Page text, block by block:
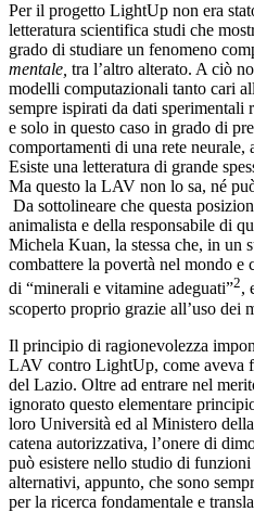
Per il progetto LightUp non era
letteratura scientifica studi che
grado di studiare un fenomeno
mentale, tra l’altro alterato. A ciò
modelli computazionali tanto cari
sempre ispirati da dati
e solo in questo caso in grado di
comportamenti di una rete
Esiste una letteratura di grande
Ma questo la LAV non lo sa, né
Da sottolineare che questa
animalista e della responsabile di
Michela Kuan, la stessa che, in un
combattere la povertà nel mondo e
di “minerali e vitamine adeguati”2,
scoperto proprio grazie all’uso dei
Il principio di ragionevolezza
LAV contro LightUp, come aveva
del Lazio. Oltre ad entrare nel
ignorato questo elementare
loro Università ed al Ministero
catena autorizzativa, l’onere di
può esistere nello studio di
alternativi, appunto, che sono
per la ricerca fondamentale e